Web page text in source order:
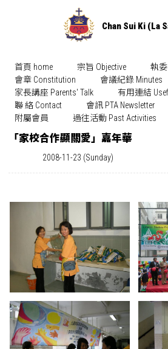
Chan Sui Ki (La
首頁 home 宗旨 Objective
執委
會章 Constitution
會議紀錄 Minutes
家長講座 Parents' Talk
有用連結
聯 絡 Contact
會訊 PTA Newsletter
附屬會員
過往活動 Past Activities
「家校合作顯關愛」嘉年華
2008-11-23 (Sunday)